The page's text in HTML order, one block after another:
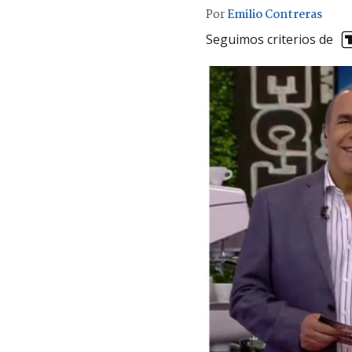
PorEmilio Contreras
Seguimos criterios de